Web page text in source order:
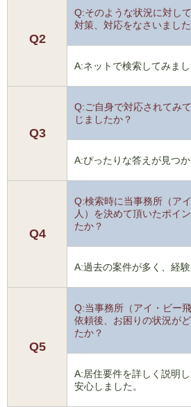
Q2
Q:そのような状況に対し
対策、対応をなさいまし
A:ネットで検索してみまし
Q3
Q:ご自身で対応されてみ
じましたか？
A:ぴったりな答えが見つか
Q4
Q:検索時に当事務所（ア
人）を決めて頂いたポイ
たか？
A:過去の案件が多く、経
Q5
Q:当事務所（アイ・ビー
依頼後、お困りの状況が
たか？
A:居住要件を詳しく説明
安心しました。